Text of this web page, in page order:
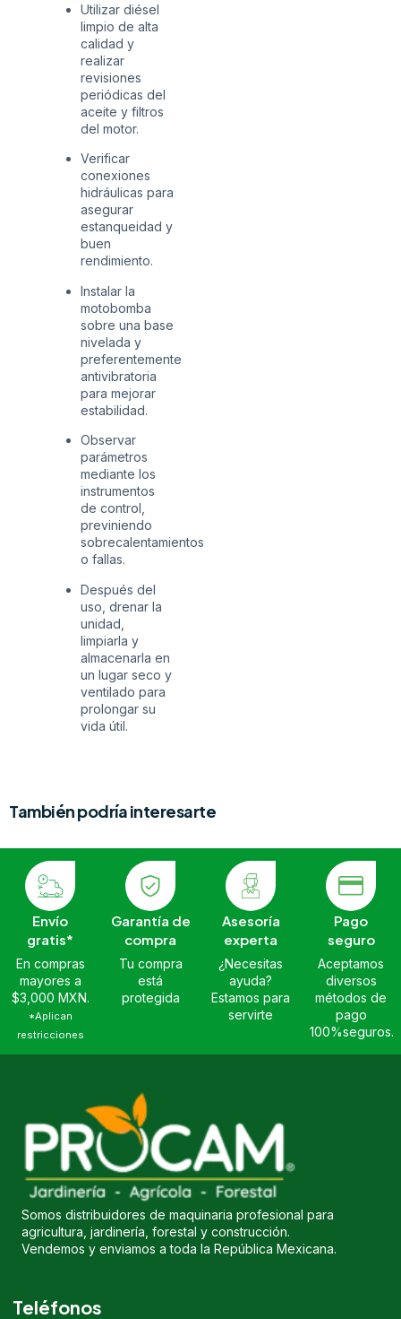
Utilizar diésel
limpio de alta
calidad y
realizar
revisiones
periódicas del
aceite y filtros
del motor.
Verificar
conexiones
hidráulicas para
asegurar
estanqueidad y
buen
rendimiento.
Instalar la
motobomba
sobre una base
nivelada y
preferentemente
antivibratoria
para mejorar
estabilidad.
Observar
parámetros
mediante los
instrumentos
de control,
previniendo
sobrecalentamientos
o fallas.
Después del
uso, drenar la
unidad,
limpiarla y
almacenarla en
un lugar seco y
ventilado para
prolongar su
vida útil.
También podría interesarte
Envío
gratis*
En compras
mayores a
$3,000 MXN.
*Aplican
restricciones
Garantía de
compra
Tu compra
está
protegida
Asesoría
experta
¿Necesitas
ayuda?
Estamos para
servirte
Pago
seguro
Aceptamos
diversos
métodos de
pago
100%seguros.
Somos distribuidores de maquinaria profesional para
agricultura, jardinería, forestal y construcción.
Vendemos y enviamos a toda la República Mexicana.
Teléfonos